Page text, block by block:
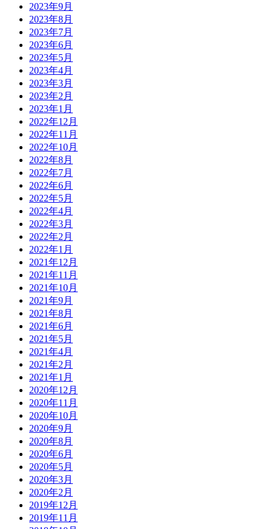
2023年9月
2023年8月
2023年7月
2023年6月
2023年5月
2023年4月
2023年3月
2023年2月
2023年1月
2022年12月
2022年11月
2022年10月
2022年8月
2022年7月
2022年6月
2022年5月
2022年4月
2022年3月
2022年2月
2022年1月
2021年12月
2021年11月
2021年10月
2021年9月
2021年8月
2021年6月
2021年5月
2021年4月
2021年2月
2021年1月
2020年12月
2020年11月
2020年10月
2020年9月
2020年8月
2020年6月
2020年5月
2020年3月
2020年2月
2019年12月
2019年11月